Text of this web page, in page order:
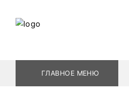
ГЛАВНОЕ МЕНЮ